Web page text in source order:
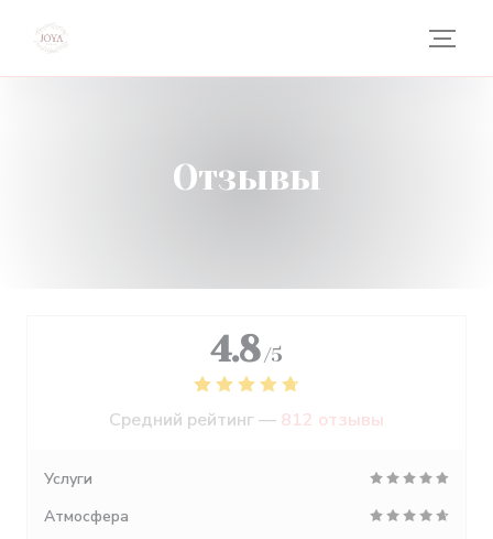
Отзывы
4.8 /5
Средний рейтинг — 812 отзывы
Услуги
Атмосфера